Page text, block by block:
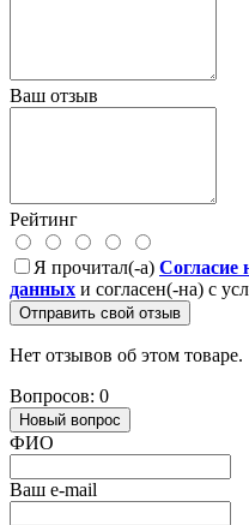
Ваш отзыв
Рейтинг
Я прочитал(-а) Согласие
данных и согласен(-на) с
Отправить свой отзыв
Нет отзывов об этом товаре.
Вопросов: 0
Новый вопрос
ФИО
Ваш e-mail